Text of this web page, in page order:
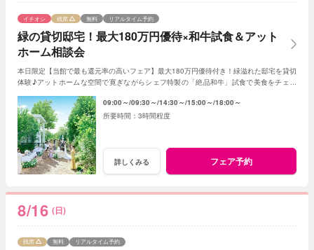
緑の貸切邸宅！最大180万円優待×和牛試食＆アット
ホーム相談会
イチオシ 残席 無料 リアルタイム予約
本日限定【当館で最も還元率の高いフェア】最大180万円優待付き！緑溢れた邸宅を貸切
体験♪アットホームな空間で寛ぎながらシェフ特製の「絶品和牛」試食で美食をチェッ
09:00～ 09:30～ 14:30～ 15:00～ 18:00～
3時間程度
詳しくみる フェア予約
8/16 (日)
残席 無料 リアルタイム予約